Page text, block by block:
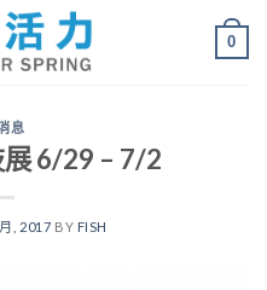
0
息
6/29 – 7/2
, 2017 BY FISH